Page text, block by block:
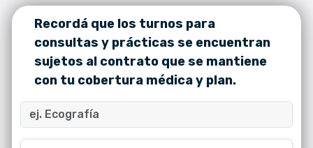
Recordá que los turnos para
consultas y prácticas se encuentran
sujetos al contrato que se mantiene
con tu cobertura médica y plan.